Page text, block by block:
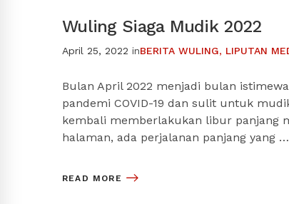
Wuling Siaga Mudik 2022
April 25, 2022 inBERITA WULING, LIPUTAN
Bulan April 2022 menjadi bulan
pandemi COVID-19 dan sulit untuk
kembali memberlakukan libur panjang
halaman, ada perjalanan panjang yang …
READ MORE